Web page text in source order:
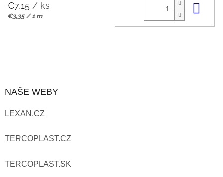
€7,15 / ks
Jednotková
€3,35 / 1 m
P
Ä
T
NAŠE WEBY
LEXAN.CZ
TERCOPLAST.CZ
TERCOPLAST.SK